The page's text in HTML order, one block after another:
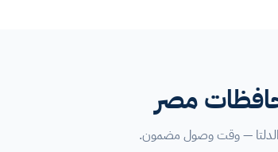
مصر
الدلتا — وقت وصول مضمون.